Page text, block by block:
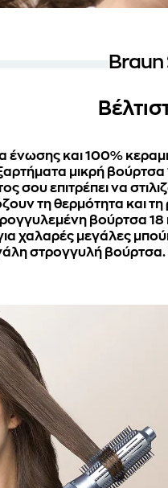
Braun
ένωσης και 100%
μικρή
σου επιτρέπει να
τη θερμότητα και
βούρτσα 18
χαλαρές μεγάλες
στρογγυλή βούρτσα.